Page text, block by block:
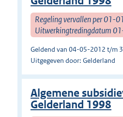
Regeling vervallen per 01-
Uitwerkingtredingdatum
Geldend van 04-05-2012 t/m
Uitgegeven door: Gelderland
Algemene
Gelderland 1998